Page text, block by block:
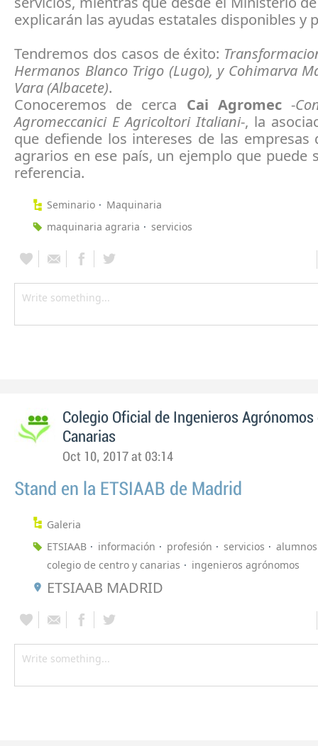
explicarán las ayudas estatales disponibles y
Tendremos dos casos de éxito:
Hermanos Blanco Trigo (Lugo), y Cohimarva
Vara (Albacete).
Conoceremos de cerca Cai Agromec-
Agromeccanici E Agricoltori Italiani-, la
que defiende los intereses de las empresas
agrarios en ese país, un ejemplo que puede
referencia.
Seminario
Maquinaria
maquinaria agraria
servicios
Colegio Oficial de Ingenieros Agrónomos
Canarias
Oct 10, 2017 at 03:14
Stand en la ETSIAAB de Madrid
Galeria
ETSIAAB
información profesión servicios
alumnos
colegio de centro y canarias
ingenieros agrónomos
ETSIAAB MADRID